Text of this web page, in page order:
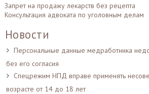
Запрет на продажу лекарств без рецепта
Консультация адвоката по уголовным делам
Новости
Персональные данные медработника
без его согласия
Спецрежим НПД вправе применять
возрасте от 14 до 18 лет